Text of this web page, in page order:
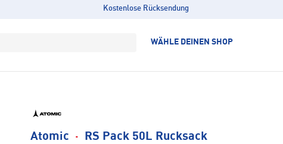
Kostenlose Rücksendung
WÄHLE DEINEN SHOP
Atomic · RS Pack 50L Rucksack